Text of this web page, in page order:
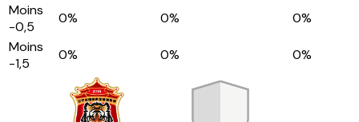
Moins
-0,5
0% 0% 0%
Moins
-1,5
0% 0% 0%